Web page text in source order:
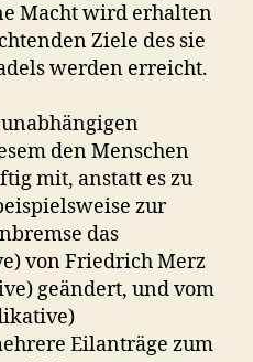
Macht wird erhalten
Ziele des sie
werden erreicht.
den Menschen
mit, anstatt es zu
zur
das
von Friedrich Merz
geändert, und vom
Eilanträge zum